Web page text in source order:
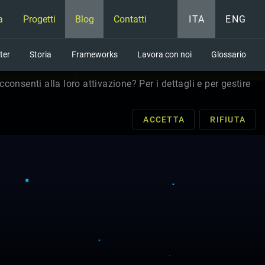
Progetti Blog Contatti ITA ENG
Storia Frameworks Lavora con noi Glossario
alla loro attivazione? Per i dettagli e per gestire
ACCETTA RIFIUTA